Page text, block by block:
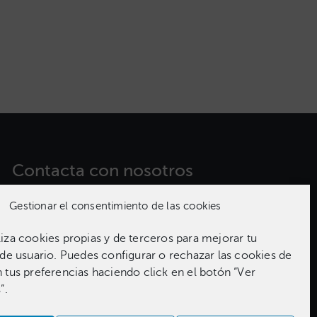
Gestionar el consentimiento de las cookies
cookies propias y de terceros para mejorar tu
usuario. Puedes configurar o rechazar las cookies de
tus preferencias haciendo click en el botón “Ver
Contacta con nosotros​
981 186 331